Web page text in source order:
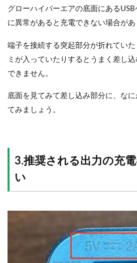
グローハイパーエアの底面にある
に異常があると充電できない場合があ
端子を接続する突起部分が折れてい
ミが入っていたりするとうまく差し
できません。
底面を見てみて差し込み部分に、な
てみましょう。
3.推奨される出力の充
い